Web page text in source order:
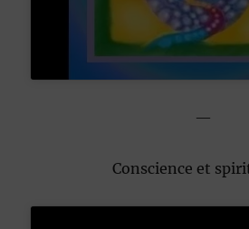
—
Conscience et